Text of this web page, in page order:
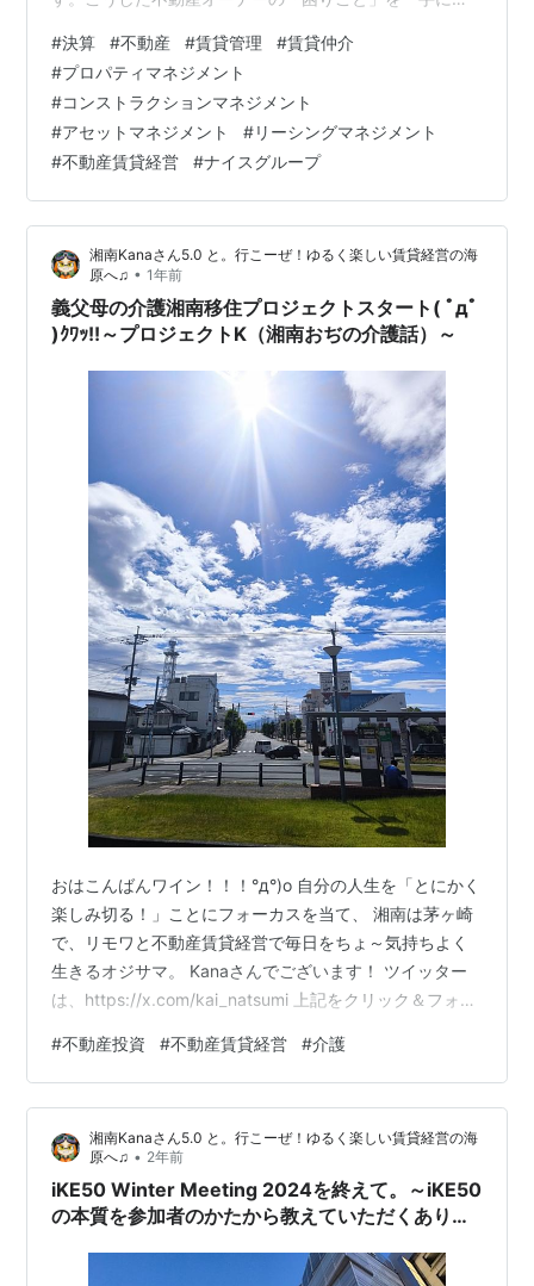
メント」の専門家です。今回は、東証スタンダード上場
のナイスグループの一員として、横浜・川崎エリアを地
盤に約7,800戸の賃貸物件を管理する「ナイスアセット株
式会社」の決算公告を深く読み解きます。地域に寄り添
うプロ集団の堅実な経営と、不動産管理ビジネスのリア
ルに、財務データから迫ります。 今回は、「信頼…
#決算 #不動産 #賃貸管理 #賃貸仲介
#プロパティマネジメント
#コンストラクションマネジメント
#アセットマネジメント #リーシングマネジメント
#不動産賃貸経営 #ナイスグループ
湘南Kanaさん5.0 と。行こーぜ！ゆるく楽しい賃貸経営の海
原へ♫ • 1年前
義父母の介護湘南移住プロジェクトスタート( ﾟдﾟ
)ｸﾜｯ!!～プロジェクトK（湘南おぢの介護話）～
おはこんばんワイン！！！°д°)o 自分の人生を「とにかく
楽しみ切る！」ことにフォーカスを当て、 湘南は茅ヶ崎
で、リモワと不動産賃貸経営で毎日をちょ～気持ちよく
生きるオジサマ。 Kanaさんでございます！ ツイッター
は、https://x.com/kai_natsumi 上記をクリック＆フォロ
わけがありません°д°)。 が、あなたの人生にちょっとし
た「愉しみの」スパイスを与えることができる。 そんな
意識ぬるい系ブログでございます♪ 久々にブログを綴って
おります。 不動産はパッとしませんが、仕事とプライベ
ートが大変充実しており、あと、宅建士の…
#不動産投資 #不動産賃貸経営 #介護
湘南Kanaさん5.0 と。行こーぜ！ゆるく楽しい賃貸経営の海
原へ♫ • 2年前
iKE50 Winter Meeting 2024を終えて。～iKE50
の本質を参加者のかたから教えていただくありが